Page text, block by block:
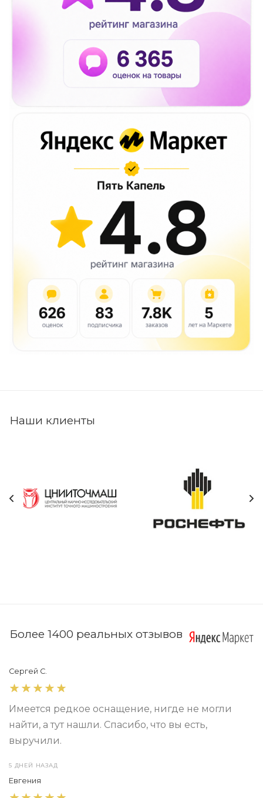
Наши клиенты
Более 1400 реальных отзывов
Сергей С.
Имеется редкое оснащение, нигде не могли
найти, а тут нашли. Спасибо, что вы есть,
выручили.
5 ДНЕЙ НАЗАД
Евгения